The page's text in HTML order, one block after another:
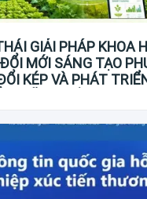
GIẢI PHÁP KHOA
MỚI SÁNG TẠO
KÉP VÀ PHÁT